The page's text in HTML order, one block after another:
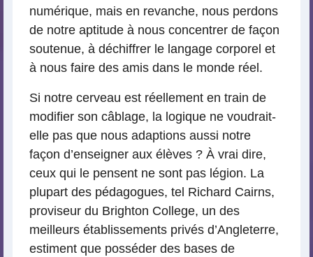
numérique, mais en revanche, nous perdons
de notre aptitude à nous concentrer de façon
soutenue, à déchiffrer le langage corporel et
à nous faire des amis dans le monde réel.
Si notre cerveau est réellement en train de
modifier son câblage, la logique ne voudrait-
elle pas que nous adaptions aussi notre
façon d’enseigner aux élèves ? À vrai dire,
ceux qui le pensent ne sont pas légion. La
plupart des pédagogues, tel Richard Cairns,
proviseur du Brighton College, un des
meilleurs établissements privés d’Angleterre,
estiment que posséder des bases de